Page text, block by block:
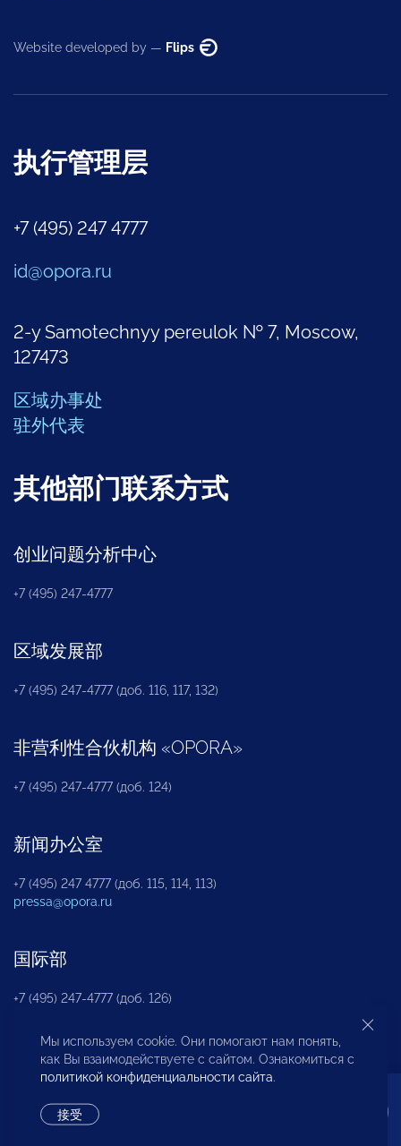
Website developed by — Flips
执行管理层
+7 (495) 247 4777
id@opora.ru
2-y Samotechnyy pereulok № 7, Moscow,
127473
区域办事处
驻外代表
其他部门联系方式
创业问题分析中心
+7 (495) 247-4777
区域发展部
+7 (495) 247-4777 (доб. 116, 117, 132)
非营利性合伙机构 «OPORA»
+7 (495) 247-4777 (доб. 124)
新闻办公室
+7 (495) 247 4777 (доб. 115, 114, 113)
pressa@opora.ru
国际部
+7 (495) 247-4777 (доб. 126)
商投权益保护部
Мы используем cookie. Они помогают нам понять,
как Вы взаимодействуете с сайтом. Ознакомиться с
политикой конфиденциальности сайта.
接受